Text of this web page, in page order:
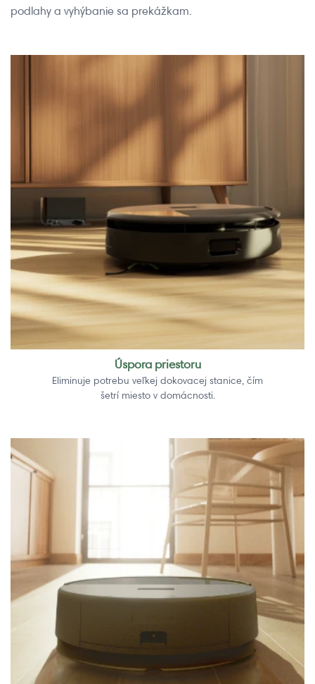
podlahy a vyhýbanie sa prekážkam.
Úspora priestoru
Eliminuje potrebu veľkej dokovacej stanice, čím
šetrí miesto v domácnosti.